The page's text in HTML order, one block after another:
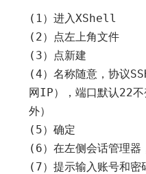
( 1 ）进入 XShell
( 2）点左上角文件
( 3）点新建
(4）名称随意，协议
网IP），端口默认22
外）
( 5）确定
( 6）在左侧会话管理
( 7）提示输入账号和